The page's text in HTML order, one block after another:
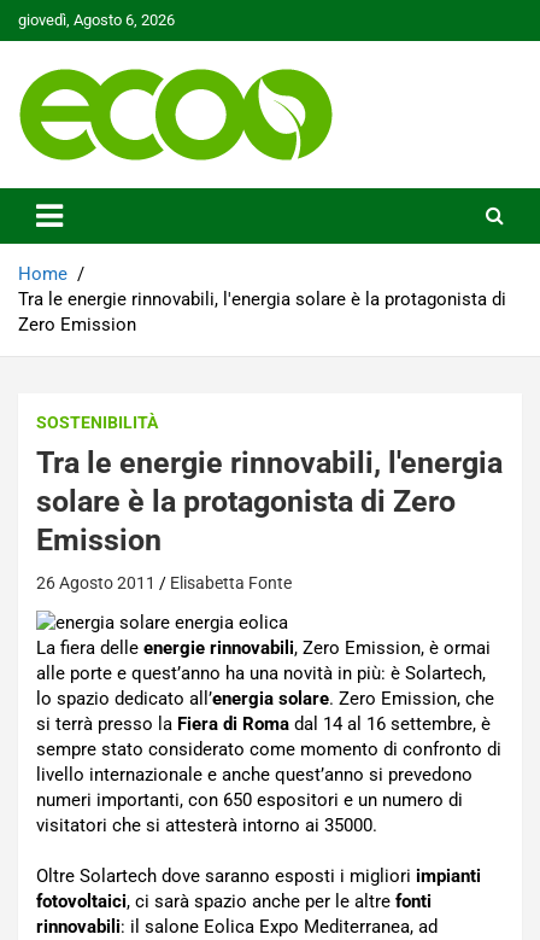
Skip
to
giovedì, Agosto 6, 2026
Ecoo.it
Home
Tra le energie rinnovabili, l'energia solare è la protagonista di
Zero Emission
SOSTENIBILITÀ
Tra le energie rinnovabili, l'energia
solare è la protagonista di Zero
Emission
26 Agosto 2011 Elisabetta Fonte
La fiera delle energie rinnovabili, Zero Emission, è ormai
alle porte e quest’anno ha una novità in più: è Solartech,
lo spazio dedicato all’energia solare. Zero Emission, che
si terrà presso la Fiera di Roma dal 14 al 16 settembre, è
sempre stato considerato come momento di confronto di
livello internazionale e anche quest’anno si prevedono
numeri importanti, con 650 espositori e un numero di
visitatori che si attesterà intorno ai 35000.
Oltre Solartech dove saranno esposti i migliori impianti
fotovoltaici, ci sarà spazio anche per le altre fonti
rinnovabili: il salone Eolica Expo Mediterranea, ad